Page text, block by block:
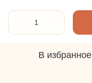
В избранное